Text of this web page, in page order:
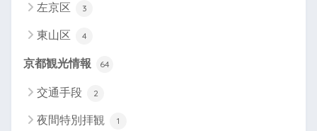
左京区 3
東山区 4
京都観光情報 64
交通手段 2
夜間特別拝観 1